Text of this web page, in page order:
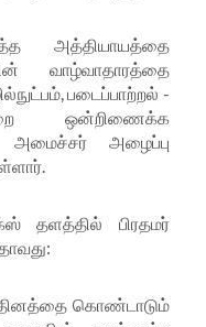
அத்தியாயத்தை
வாழ்வாதாரத்தை
,படைப்பாற்றல் -
ஒன்றிணைக்க
அமைச்சர் அழைப்பு
தளத்தில் பிரதமர்
தினத்தை கொண்டாடும்